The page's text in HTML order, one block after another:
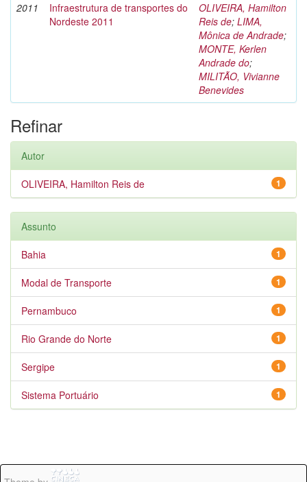
2011
Infraestrutura de transportes do
Nordeste 2011
OLIVEIRA, Hamilton
Reis de; LIMA,
Mônica de Andrade;
MONTE, Kerlen
Andrade do;
MILITÃO, Vivianne
Benevides
Refinar
Autor
1
OLIVEIRA, Hamilton Reis de
Assunto
1
Bahia
1
Modal de Transporte
1
Pernambuco
1
Rio Grande do Norte
1
Sergipe
1
Sistema Portuário